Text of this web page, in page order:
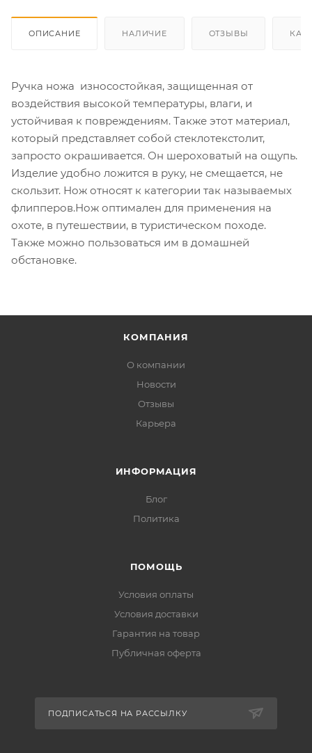
ОПИСАНИЕ НАЛИЧИЕ ОТЗЫВЫ КАК
Ручка ножа износостойкая, защищенная от
воздействия высокой температуры, влаги, и
устойчивая к повреждениям. Также этот материал,
который представляет собой стеклотекстолит,
запросто окрашивается. Он шероховатый на ощупь.
Изделие удобно ложится в руку, не смещается, не
скользит. Нож относят к категории так называемых
флипперов.Нож оптимален для применения на
охоте, в путешествии, в туристическом походе.
Также можно пользоваться им в домашней
обстановке.
КОМПАНИЯ
О компании
Новости
Отзывы
Карьера
ИНФОРМАЦИЯ
Блог
Политика
ПОМОЩЬ
Условия оплаты
Условия доставки
Гарантия на товар
Публичная оферта
ПОДПИСАТЬСЯ НА РАССЫЛКУ